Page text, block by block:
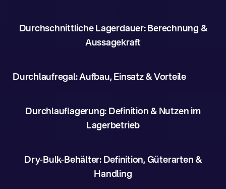
Durchschnittliche Lagerdauer: Berechnung &
Aussagekraft
Durchlaufregal: Aufbau, Einsatz & Vorteile
Durchlauflagerung: Definition & Nutzen im
Lagerbetrieb
Dry-Bulk-Behälter: Definition, Güterarten &
Handling